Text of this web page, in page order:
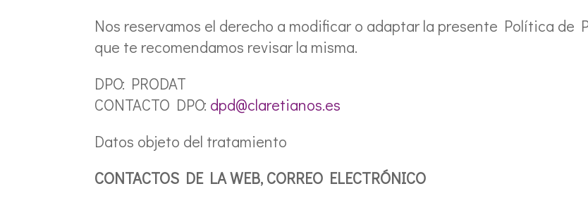
Nos reservamos el derecho a modificar o adaptar la presente Política de
que te recomendamos revisar la misma.
DPO: PRODAT
CONTACTO DPO: dpd@claretianos.es
Datos objeto del tratamiento
CONTACTOS DE LA WEB, CORREO ELECTRÓNICO